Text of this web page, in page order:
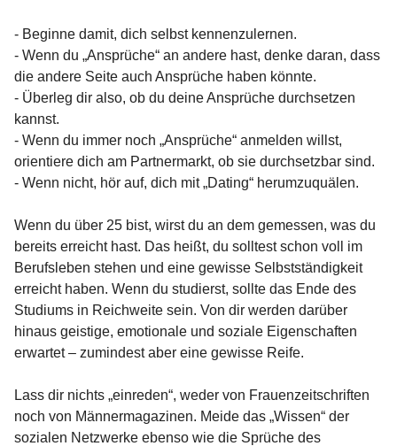
- Beginne damit, dich selbst kennenzulernen.
- Wenn du „Ansprüche“ an andere hast, denke daran, dass
die andere Seite auch Ansprüche haben könnte.
- Überleg dir also, ob du deine Ansprüche durchsetzen
kannst.
- Wenn du immer noch „Ansprüche“ anmelden willst,
orientiere dich am Partnermarkt, ob sie durchsetzbar sind.
- Wenn nicht, hör auf, dich mit „Dating“ herumzuquälen.
Wenn du über 25 bist, wirst du an dem gemessen, was du
bereits erreicht hast. Das heißt, du solltest schon voll im
Berufsleben stehen und eine gewisse Selbstständigkeit
erreicht haben. Wenn du studierst, sollte das Ende des
Studiums in Reichweite sein. Von dir werden darüber
hinaus geistige, emotionale und soziale Eigenschaften
erwartet – zumindest aber eine gewisse Reife.
Lass dir nichts „einreden“, weder von Frauenzeitschriften
noch von Männermagazinen. Meide das „Wissen“ der
sozialen Netzwerke ebenso wie die Sprüche des